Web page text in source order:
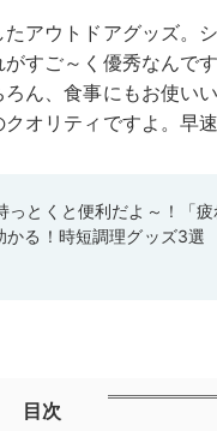
アウトドアグッズ。
すご～く優秀なんで
ん、食事にもお使い
オリティですよ。早
っとくと便利だよ～！「
る！時短調理グッズ3選
目次